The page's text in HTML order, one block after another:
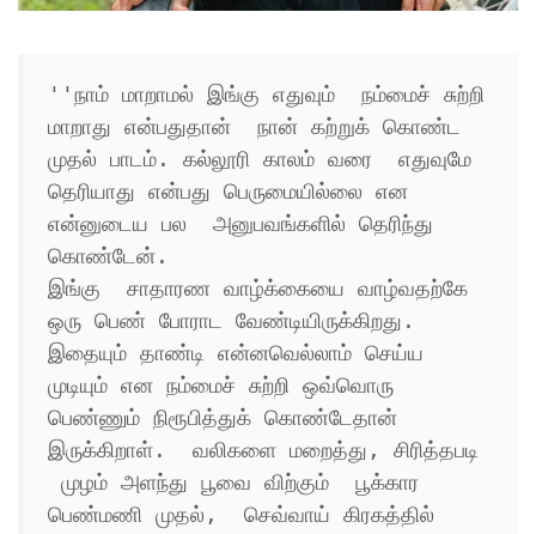
''நாம் மாறாமல் இங்கு எதுவும்  நம்மைச் சுற்றி
மாறாது என்பதுதான்  நான் கற்றுக் கொண்ட
முதல் பாடம். கல்லூரி காலம் வரை  எதுவுமே
தெரியாது என்பது பெருமையில்லை என
என்னுடைய பல  அனுபவங்களில் தெரிந்து
கொண்டேன்.
இங்கு  சாதாரண வாழ்க்கையை வாழ்வதற்கே
ஒரு பெண் போராட வேண்டியிருக்கிறது.
இதையும் தாண்டி என்னவெல்லாம் செய்ய
முடியும் என நம்மைச் சுற்றி ஒவ்வொரு
பெண்ணும் நிரூபித்துக் கொண்டேதான்
இருக்கிறாள்.  வலிகளை மறைத்து, சிரித்தபடி
முழம் அளந்து பூவை விற்கும்  பூக்கார
பெண்மணி முதல்,  செவ்வாய் கிரகத்தில்